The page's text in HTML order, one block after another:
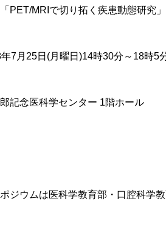
PET/MRIで切り拓く疾患動態研究
7月25日(月曜日)14時30分～18時5
記念医科学センター 1階ホール
ジウムは医科学教育部・口腔科学